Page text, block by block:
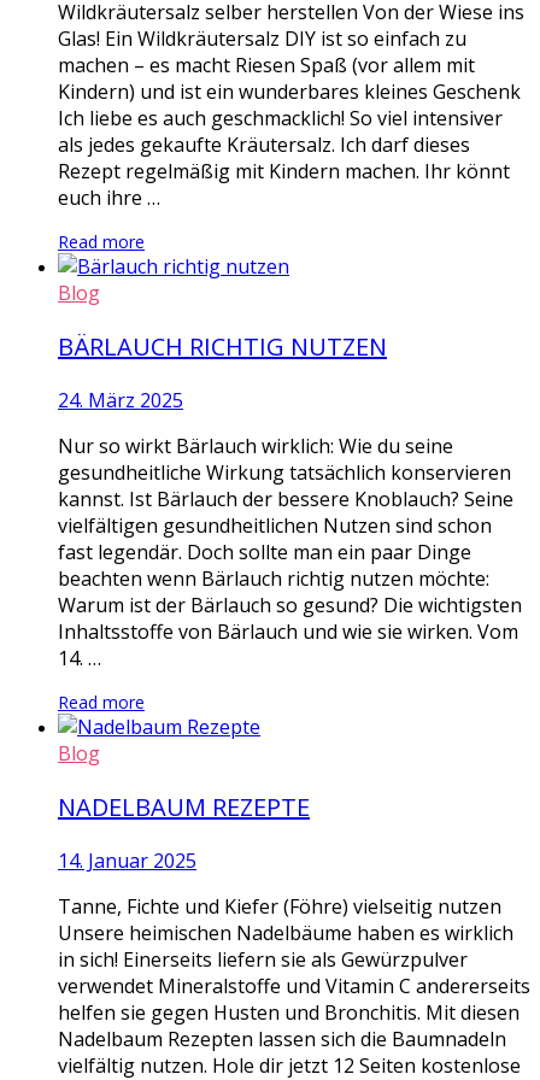
Wildkräutersalz selber herstellen Von der Wiese ins
Glas! Ein Wildkräutersalz DIY ist so einfach zu
machen – es macht Riesen Spaß (vor allem mit
Kindern) und ist ein wunderbares kleines Geschenk
Ich liebe es auch geschmacklich! So viel intensiver
als jedes gekaufte Kräutersalz. Ich darf dieses
Rezept regelmäßig mit Kindern machen. Ihr könnt
euch ihre …
Read more
Blog
BÄRLAUCH RICHTIG NUTZEN
24. März 2025
Nur so wirkt Bärlauch wirklich: Wie du seine
gesundheitliche Wirkung tatsächlich konservieren
kannst. Ist Bärlauch der bessere Knoblauch? Seine
vielfältigen gesundheitlichen Nutzen sind schon
fast legendär. Doch sollte man ein paar Dinge
beachten wenn Bärlauch richtig nutzen möchte:
Warum ist der Bärlauch so gesund? Die wichtigsten
Inhaltsstoffe von Bärlauch und wie sie wirken. Vom
14. …
Read more
Blog
NADELBAUM REZEPTE
14. Januar 2025
Tanne, Fichte und Kiefer (Föhre) vielseitig nutzen
Unsere heimischen Nadelbäume haben es wirklich
in sich! Einerseits liefern sie als Gewürzpulver
verwendet Mineralstoffe und Vitamin C andererseits
helfen sie gegen Husten und Bronchitis. Mit diesen
Nadelbaum Rezepten lassen sich die Baumnadeln
vielfältig nutzen. Hole dir jetzt 12 Seiten kostenlose